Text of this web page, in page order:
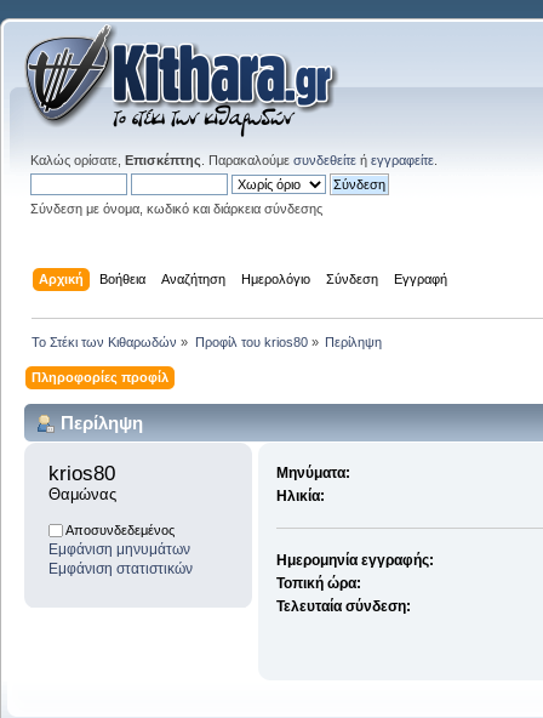
Καλώς ορίσατε, Επισκέπτης . Παρακαλούμε συνδεθείτε ή εγγραφείτε
Σύνδεση με όνομα, κωδικό και διάρκεια σύνδεσης
Αρχική Βοήθεια Αναζήτηση Ημερολόγιο Σύνδεση Εγγραφή
Το Στέκι των Κιθαρωδών » Προφίλ του krios80» Περίληψη
Πληροφορίες προφίλ
Περίληψη
krios80
Θαμώνας
Αποσυνδεδεμένος
Εμφάνιση μηνυμάτων
Εμφάνιση στατιστικών
Μηνύματα:
Ηλικία:
Ημερομηνία εγγραφής:
Τοπική ώρα:
Τελευταία σύνδεση: